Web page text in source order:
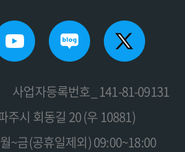
사업자등록번호_ 141-81-09131
주시 회동길 20 (우 10881)
~금(공휴일제외) 09:00~18:00